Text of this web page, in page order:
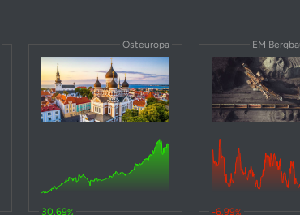
-7,6 89,2
-5,6 33,7 80,5
26,2 75,7
Osteuropa
30.69% -6.99%